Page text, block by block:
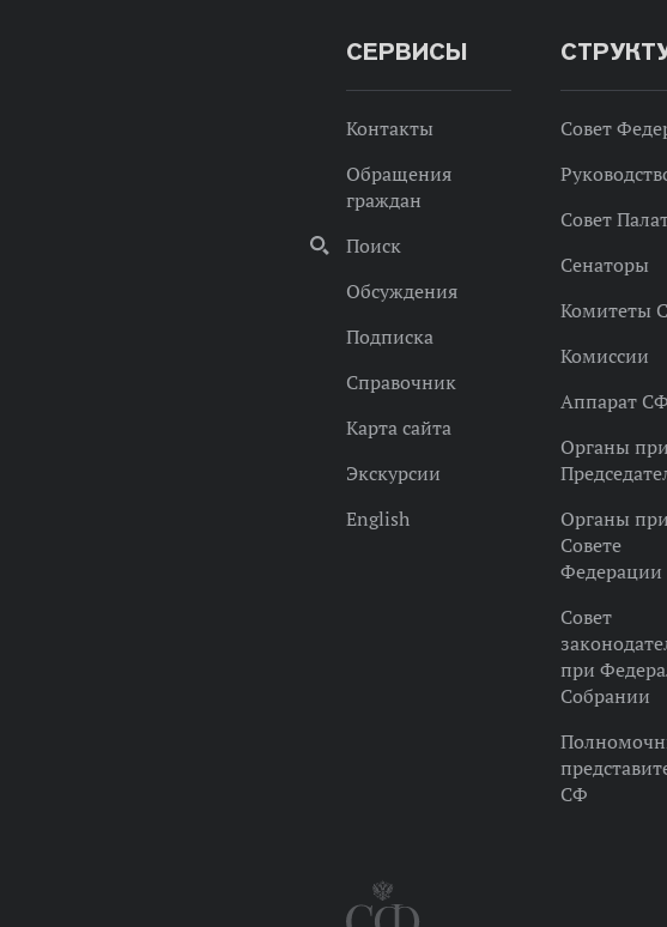
СЕРВИСЫ
Контакты
Обращения
граждан
Поиск
Обсуждения
Подписка
Справочник
Карта сайта
Экскурсии
English
Совет
Совет
Сенаторы
Комитеты
Комиссии
Аппарат СФ
Органы при
Органы при
Совете
Федерации
Совет
при
Собрании
СФ